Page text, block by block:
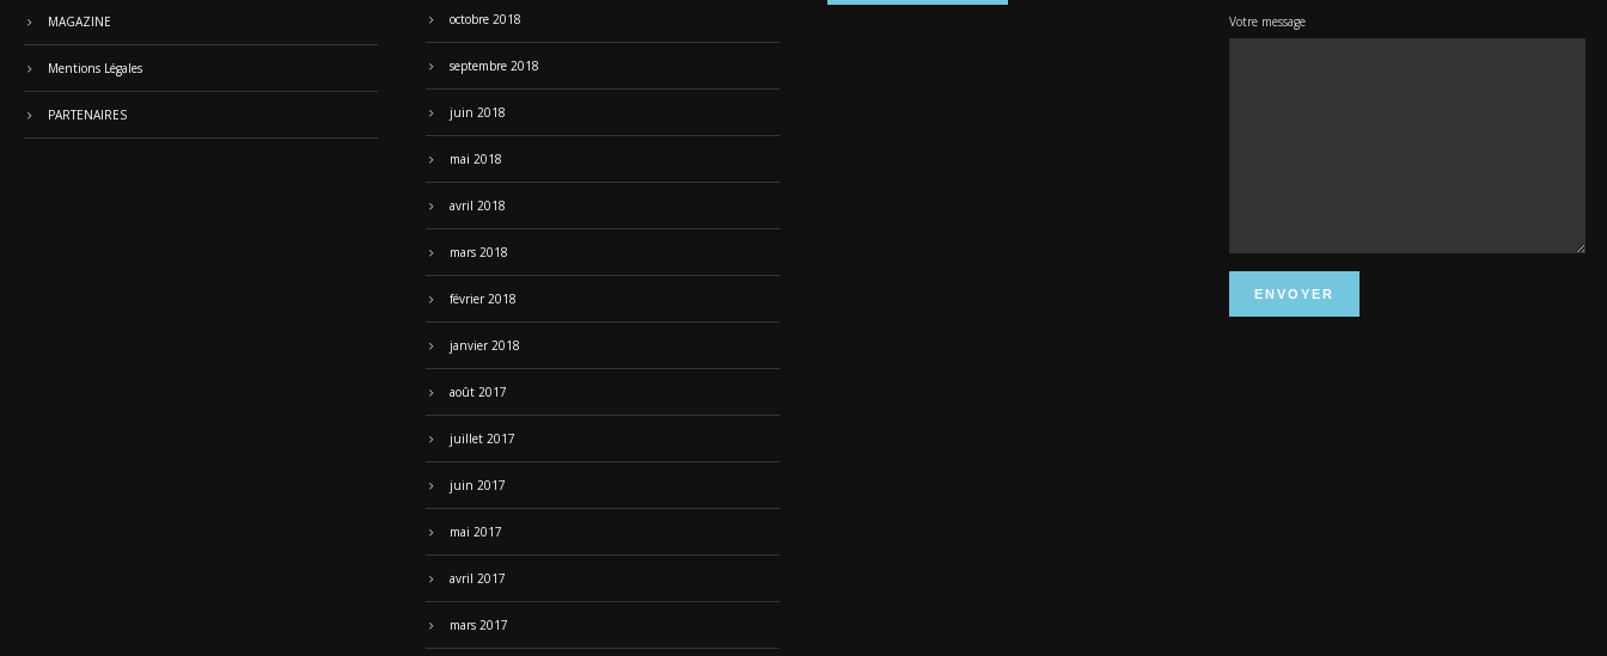
MAGAZINE
Mentions Légales
PARTENAIRES
octobre 2018
septembre 2018
juin 2018
mai 2018
avril 2018
mars 2018
février 2018
janvier 2018
août 2017
juillet 2017
juin 2017
mai 2017
avril 2017
mars 2017
Votre message